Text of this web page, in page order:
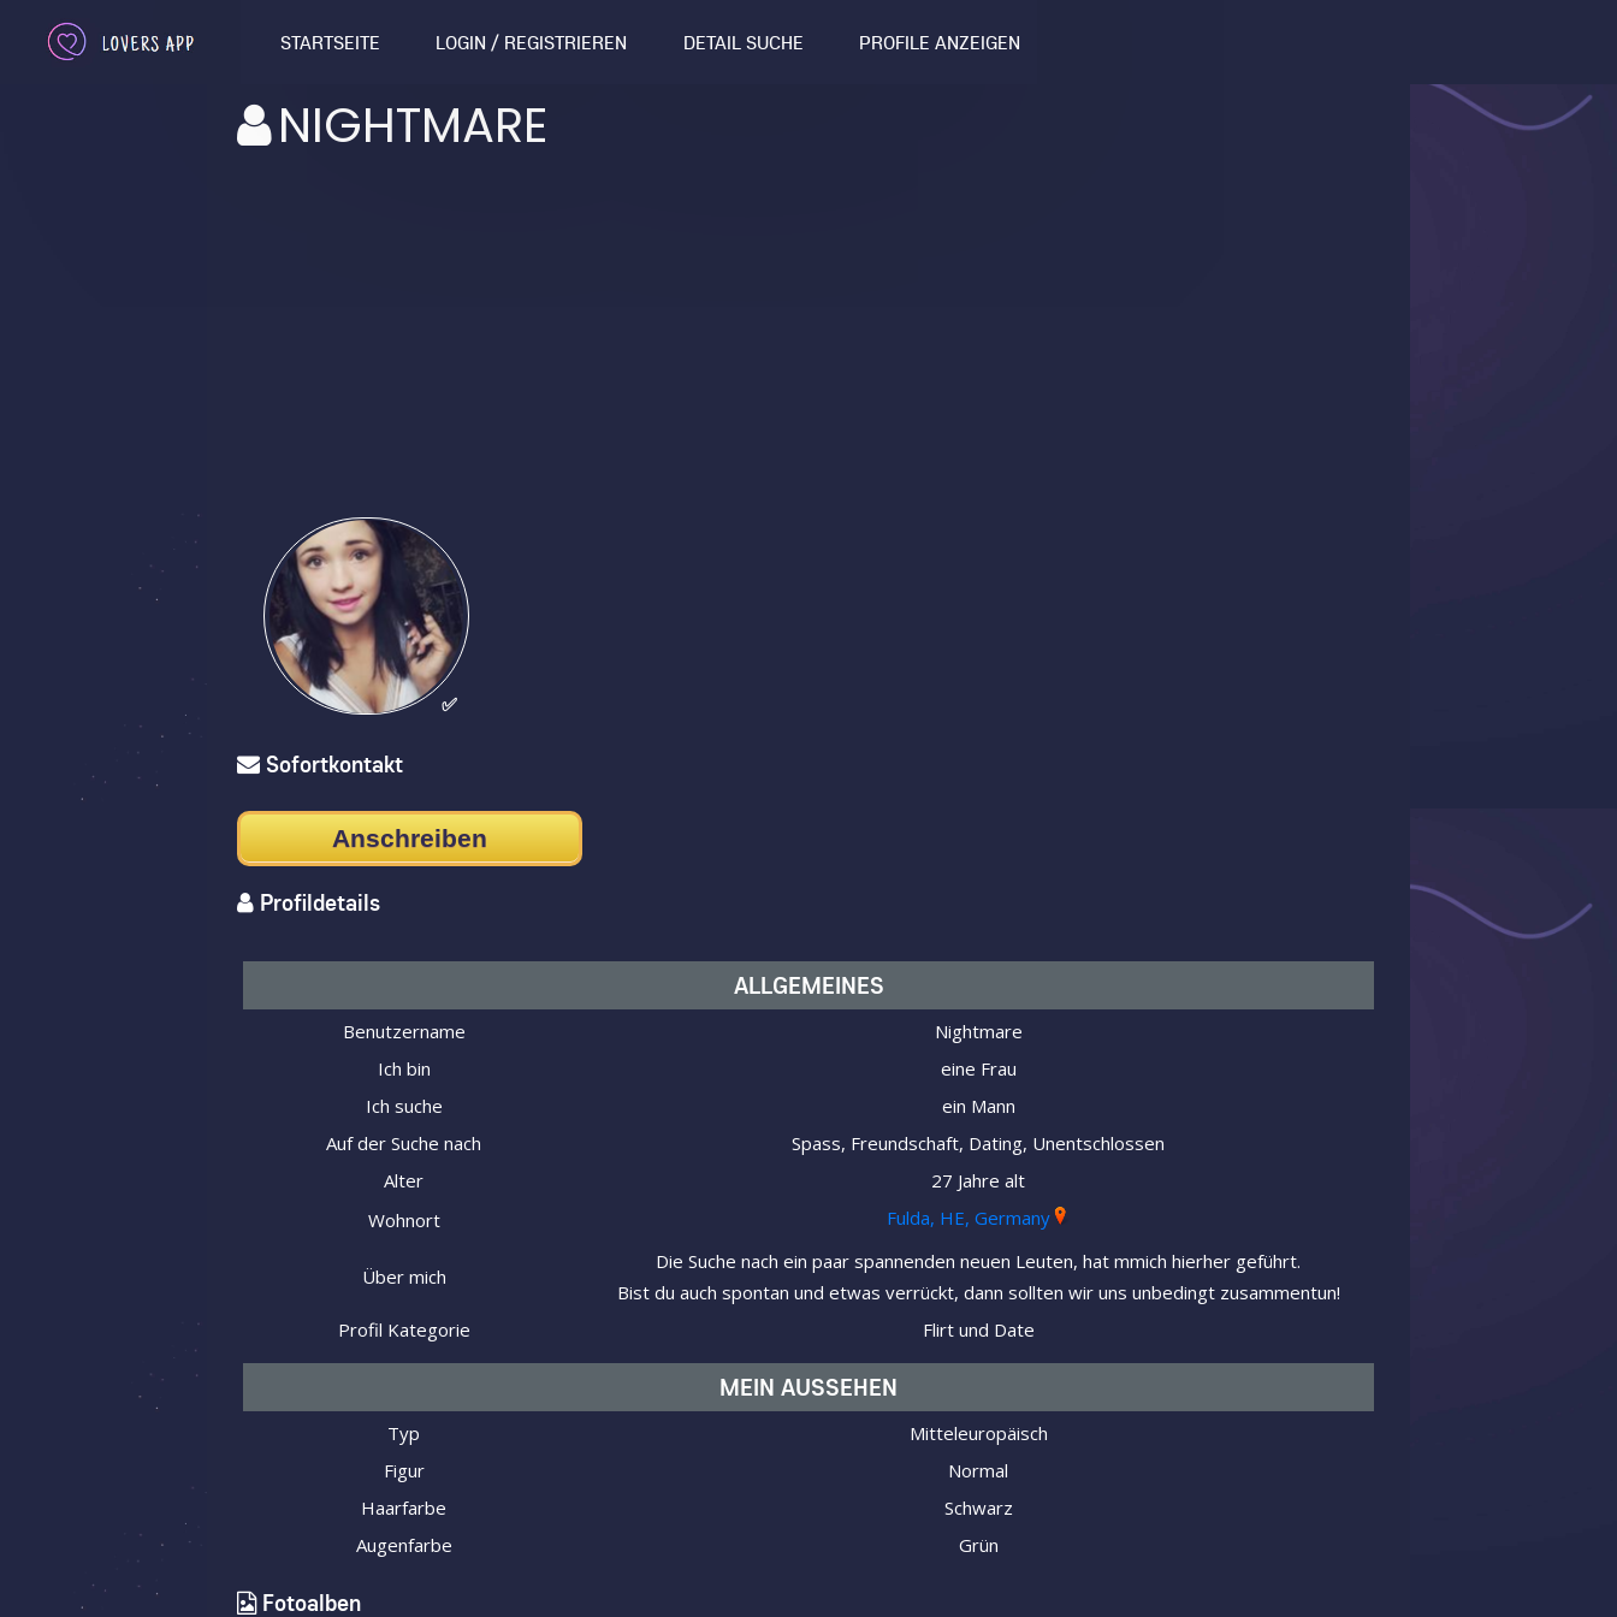
STARTSEITE LOGIN / REGISTRIEREN DETAIL SUCHE PROFILE ANZEIGEN
NIGHTMARE
✅
Sofortkontakt
Anschreiben
Profildetails
ALLGEMEINES
Benutzername
Nightmare
Ich bin
eine Frau
Ich suche
ein Mann
Auf der Suche nach
Spass, Freundschaft, Dating, Unentschlossen
Alter
27 Jahre alt
Wohnort
Fulda, HE, Germany
Über mich
Die Suche nach ein paar spannenden neuen Leuten, hat mmich hierher geführt.
Bist du auch spontan und etwas verrückt, dann sollten wir uns unbedingt zusammentun!
Profil Kategorie
Flirt und Date
MEIN AUSSEHEN
Typ
Mitteleuropäisch
Figur
Normal
Haarfarbe
Schwarz
Augenfarbe
Grün
Fotoalben